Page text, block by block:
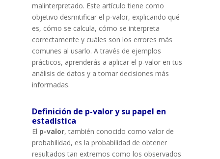
malinterpretado. Este artículo tiene como
objetivo desmitificar el p-valor, explicando qué
es, cómo se calcula, cómo se interpreta
correctamente y cuáles son los errores más
comunes al usarlo. A través de ejemplos
prácticos, aprenderás a aplicar el p-valor en tus
análisis de datos y a tomar decisiones más
informadas.
Definición de p-valor y su papel en
estadística
El p-valor, también conocido como valor de
probabilidad, es la probabilidad de obtener
resultados tan extremos como los observados